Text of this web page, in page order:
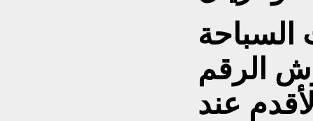
السباحة
الرقم
عند